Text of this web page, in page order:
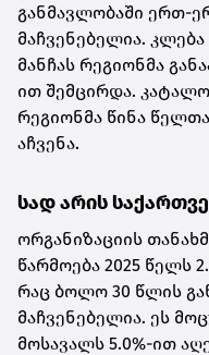
განმავლობაში ერთ-
მაჩვენებელია.
მანჩას რეგიონმა
ით შემცირდა.
რეგიონმა წინა
აჩვენა.
სად არის
ორგანიზაციის
წარმოება 2025 წელს
რაც ბოლო 30 წლის
მაჩვენებელია. ეს
მოსავალს 5.0%-ით